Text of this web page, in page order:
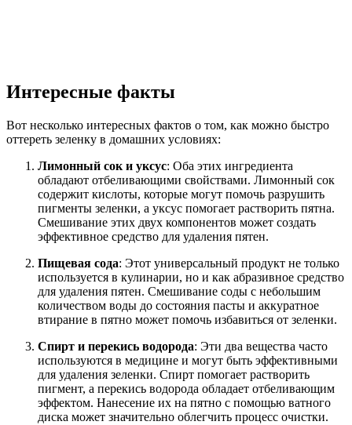
Интересные факты
Вот несколько интересных фактов о том, как можно быстро
оттереть зеленку в домашних условиях:
Лимонный сок и уксус: Оба этих ингредиента
обладают отбеливающими свойствами. Лимонный сок
содержит кислоты, которые могут помочь разрушить
пигменты зеленки, а уксус помогает растворить пятна.
Смешивание этих двух компонентов может создать
эффективное средство для удаления пятен.
Пищевая сода: Этот универсальный продукт не только
используется в кулинарии, но и как абразивное средство
для удаления пятен. Смешивание соды с небольшим
количеством воды до состояния пасты и аккуратное
втирание в пятно может помочь избавиться от зеленки.
Спирт и перекись водорода: Эти два вещества часто
используются в медицине и могут быть эффективными
для удаления зеленки. Спирт помогает растворить
пигмент, а перекись водорода обладает отбеливающим
эффектом. Нанесение их на пятно с помощью ватного
диска может значительно облегчить процесс очистки.